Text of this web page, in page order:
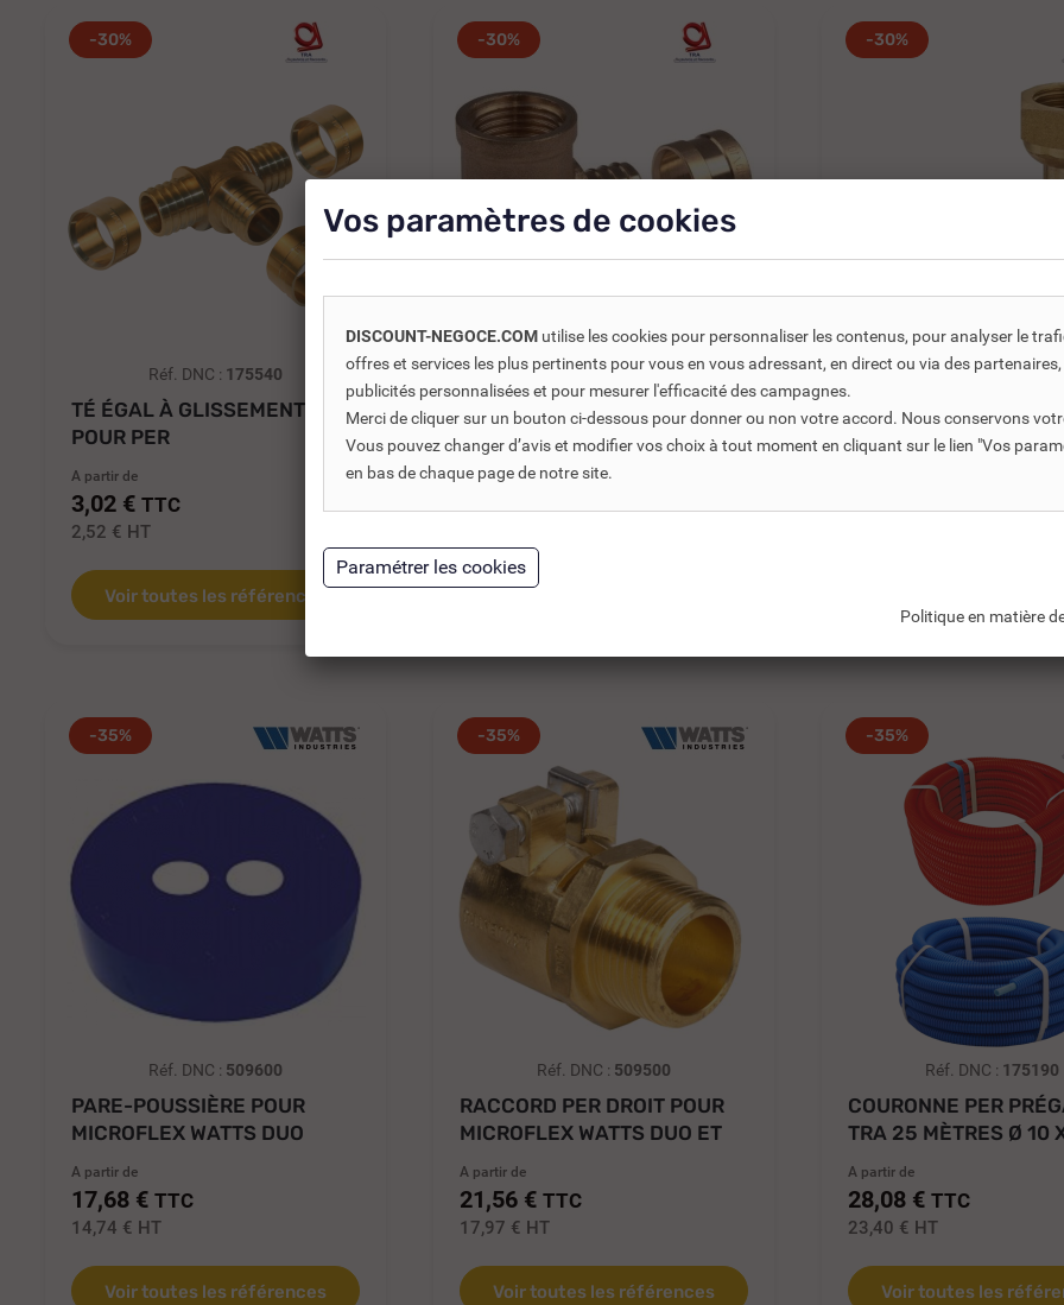
-30%
Réf. DNC : 175540
TÉ ÉGAL À GLISSEMENT TRA
POUR PER
A partir de
3,02 € TTC
2,52 € HT
Voir toutes les références
-30%
Réf. DNC : 175522
COUDE AVEC APPLIQUE À
GLISSEMENT TRA POUR PER
A partir de
3,34 € TTC
-30%
175512
RACCORD COUDÉ
ÉCROU TOURNANT À
4,18 € TTC 5,98 €
Ajouter
-35%
Réf. DNC : 509600
PARE-POUSSIÈRE POUR
MICROFLEX WATTS DUO
A partir de
17,68 € TTC
14,74 € HT
Voir toutes les références
-35%
Réf. DNC : 509500
RACCORD PER DROIT POUR
MICROFLEX WATTS DUO ET
UNO 6...
A partir de
21,56 € TTC
17,97 € HT
Voir toutes les références
-35%
Réf. DNC : 175190
COURONNE PER
TRA 25 MÈTRES Ø 10
A partir de
28,08 € TTC
23,40 € HT
Voir toutes les
Vos paramètres de cookies
DISCOUNT-NEGOCE.COM utilise les cookies pour personnaliser les contenus, pour analyser le
offres et services les plus pertinents pour vous en vous adressant, en direct ou via des
publicités personnalisées et pour mesurer l'efficacité des campagnes.
Merci de cliquer sur un bouton ci-dessous pour donner ou non votre accord. Nous conservons
Vous pouvez changer d’avis et modifier vos choix à tout moment en cliquant sur le lien "Vos
en bas de chaque page de notre site.
Politique en matière